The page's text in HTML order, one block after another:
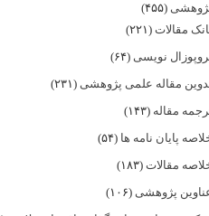
(۴۵۵)
مقالات(۲۲۱)
نویسی (۶۴)
مقاله علمی پژوهشی (۲۳۱)
مقاله (۱۴۳)
پایان نامه ها (۵۴)
مقالات(۱۸۳)
پژوهشی (۱۰۶)